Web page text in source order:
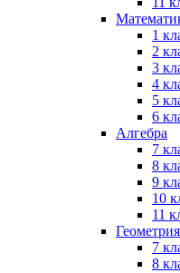
1
2
3
4
5
6
Алгебра
7
8
9
10
11
Геометрия
7
8